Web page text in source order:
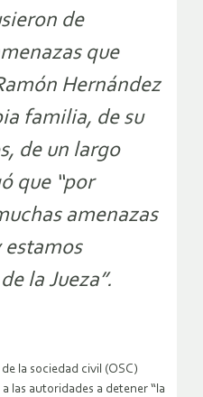
de
que
Hernández
familia, de su
de un largo
que “por
amenazas
estamos
la Jueza”.
la sociedad civil (OSC)
las autoridades a detener “la